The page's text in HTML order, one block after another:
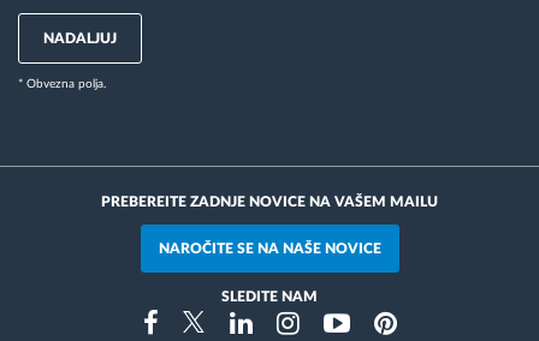
NADALJUJ
* Obvezna polja.
PREBEREITE ZADNJE NOVICE NA VAŠEM MAILU
NAROČITE SE NA NAŠE NOVICE
SLEDITE NAM
FacebookTwitterLinkedinInstragramYoutubePinterest